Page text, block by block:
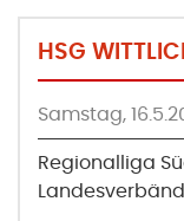
HSG
Samstag,
Regionalliga